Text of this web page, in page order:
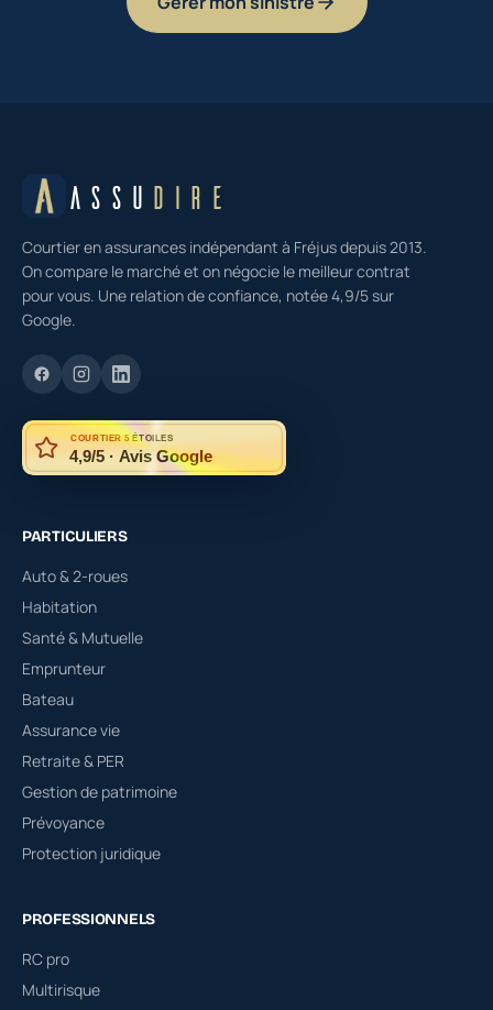
ASSU DIRE
Courtier en assurances indépendant à Fréjus depuis 2013.
On compare le marché et on négocie le meilleur contrat
pour vous. Une relation de confiance, notée 4,9/5 sur
Google.
COURTIER 5 ÉTOILES
4,9/5 · Avis Google
PARTICULIERS
Auto & 2-roues
Habitation
Santé & Mutuelle
Emprunteur
Bateau
Assurance vie
Retraite & PER
Gestion de patrimoine
Prévoyance
Protection juridique
PROFESSIONNELS
RC pro
Multirisque